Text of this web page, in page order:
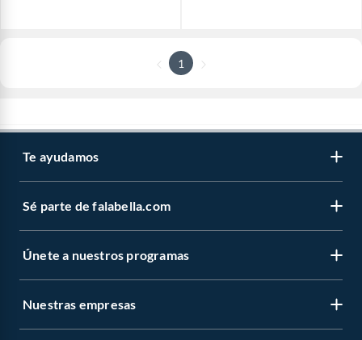
1
Te ayudamos
Sé parte de falabella.com
Únete a nuestros programas
Nuestras empresas